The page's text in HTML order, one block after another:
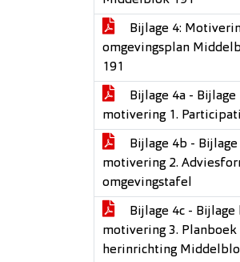
Bijlage 4:
omgevingsplan
191
Bijlage 4a - Bijlage
motivering 1.
Bijlage 4b -
motivering 2.
omgevingstafel
Bijlage 4c - Bijlage
motivering 3. Planboek
herinrichting